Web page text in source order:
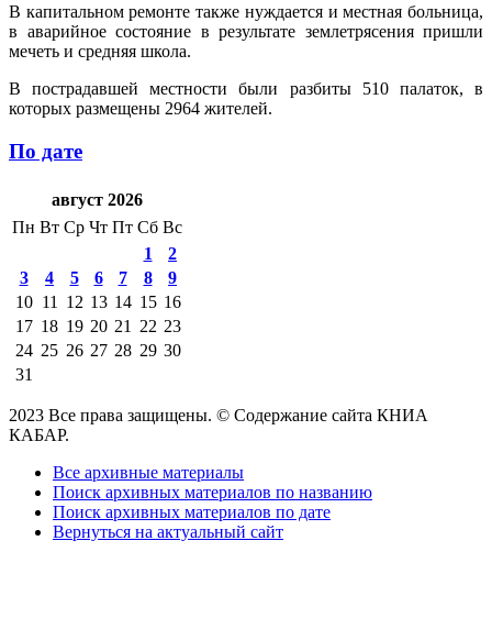
В капитальном ремонте также нуждается и местная больница,
в аварийное состояние в результате землетрясения пришли
мечеть и средняя школа.
В пострадавшей местности были разбиты 510 палаток, в
которых размещены 2964 жителей.
По дате
август 2026
Пн Вт Ср Чт Пт Сб Вс
1
2
3
4 5 6 7 8
9
10 11 12 13 14 15 16
17 18 19 20 21 22 23
24 25 26 27 28 29 30
31
2023 Все права защищены. © Содержание сайта КНИА
КАБАР.
Все архивные материалы
Поиск архивных материалов по названию
Поиск архивных материалов по дате
Вернуться на актуальный сайт